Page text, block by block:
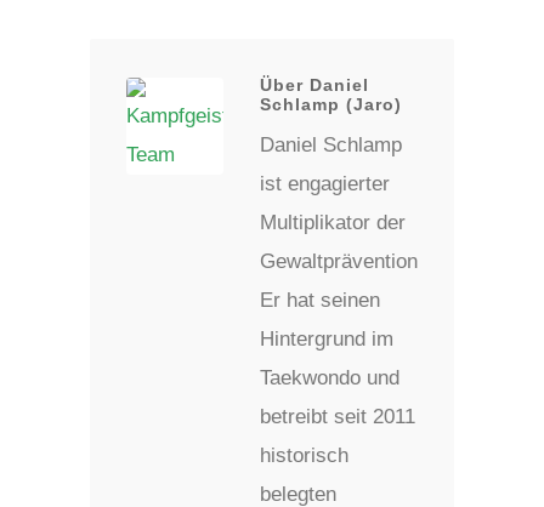
Über Daniel
Schlamp (Jaro)
Daniel Schlamp
ist engagierter
Multiplikator der
Gewaltprävention.
Er hat seinen
Hintergrund im
Taekwondo und
betreibt seit 2011
historisch
belegten